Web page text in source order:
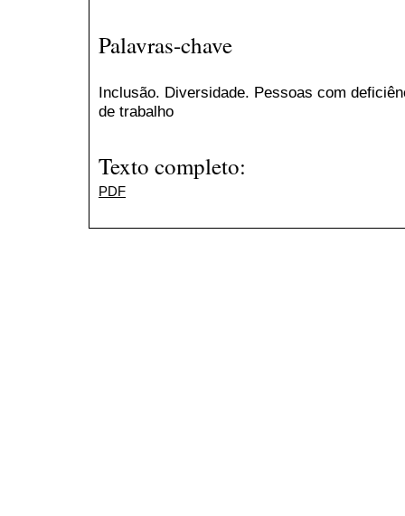
Palavras-chave
Inclusão. Diversidade. Pessoas com
de trabalho
Texto completo:
PDF